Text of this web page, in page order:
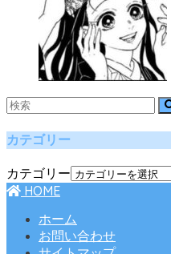
カテゴリー
カテゴリー
HOME
ホーム
お問い合わせ